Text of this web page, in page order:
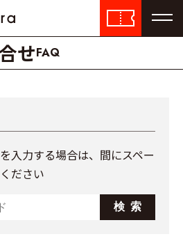
せFAQ
入力する場合は、間にスペー
ださい